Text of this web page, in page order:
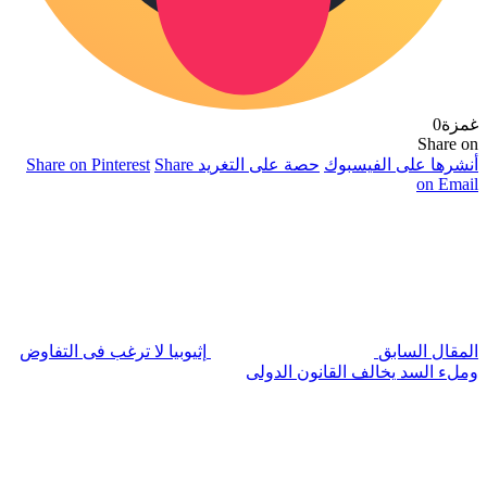
غمزة0
Share on
أنشرها على الفيسبوك حصة على التغريد Share on Pinterest Share
on Email
المقال السابق
إثيوبيا لا ترغب فى التفاوض
وملء السد يخالف القانون الدولى